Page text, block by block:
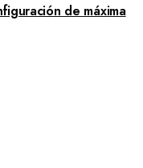
de máxima